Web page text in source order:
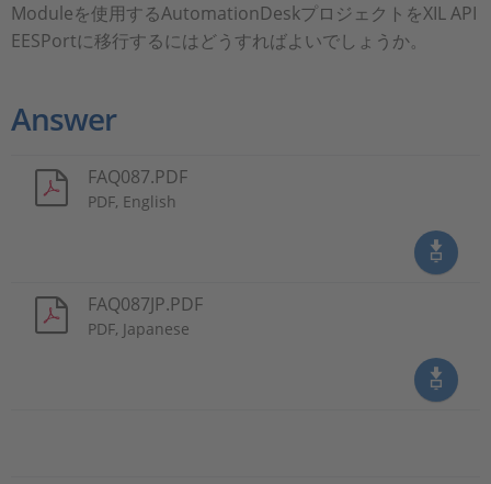
Moduleを使用するAutomationDeskプロジェクトをXIL API
EESPortに移行するにはどうすればよいでしょうか。
Answer
FAQ087.PDF
PDF, English
FAQ087JP.PDF
PDF, Japanese